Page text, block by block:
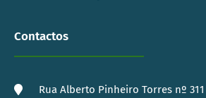
Contactos
Rua Alberto Pinheiro Torres nº 311